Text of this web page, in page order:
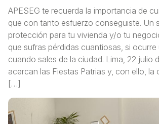
APESEG te recuerda la importancia de
que con tanto esfuerzo conseguiste. Un
protección para tu vivienda y/o tu
que sufras pérdidas cuantiosas, si ocurre
cuando sales de la ciudad. Lima, 22 julio
acercan las Fiestas Patrias y, con ello, la
[…]